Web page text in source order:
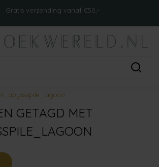
Gratis verzending vanaf €50,-
GETAGD MET